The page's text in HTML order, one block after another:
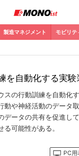
製造マネジメント モビリテ
を自動化する実験
スの行動訓練を自動化
動や神経活動のデータ
データの共有を促進し
可能性がある。
PC用